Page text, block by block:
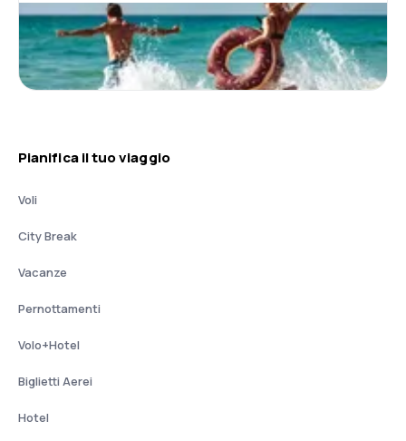
Pianifica il tuo viaggio
Voli
City Break
Vacanze
Pernottamenti
Volo+Hotel
Biglietti Aerei
Hotel